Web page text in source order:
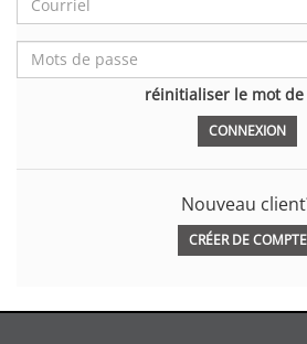
réinitialiser le mot de
Nouveau
CRÉER DE COMPTE